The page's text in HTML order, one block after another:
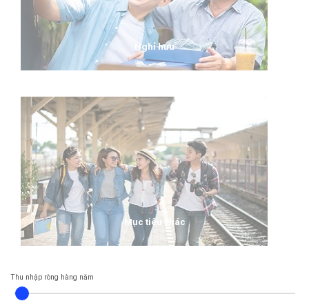
Nghỉ hưu
Mục tiêu khác
Thu nhập ròng hàng năm